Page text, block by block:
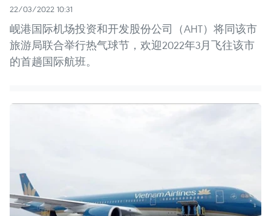
22/03/2022 10:31
岘港国际机场投资和开发股份公司（AHT）将同该市
旅游局联合举行热气球节，欢迎2022年3月飞往该市
的首趟国际航班。